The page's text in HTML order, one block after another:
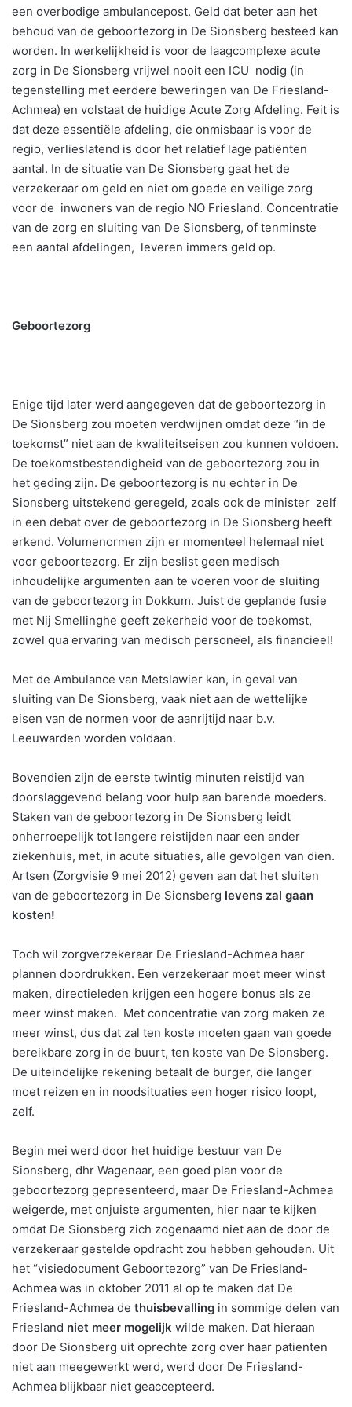
een overbodige ambulancepost. Geld dat beter aan het
behoud van de geboortezorg in De Sionsberg besteed kan
worden. In werkelijkheid is voor de laagcomplexe acute
zorg in De Sionsberg vrijwel nooit een ICU nodig (in
tegenstelling met eerdere beweringen van De Friesland-
Achmea) en volstaat de huidige Acute Zorg Afdeling. Feit is
dat deze essentiële afdeling, die onmisbaar is voor de
regio, verlieslatend is door het relatief lage patiënten
aantal. In de situatie van De Sionsberg gaat het de
verzekeraar om geld en niet om goede en veilige zorg
voor de inwoners van de regio NO Friesland. Concentratie
van de zorg en sluiting van De Sionsberg, of tenminste
een aantal afdelingen, leveren immers geld op.
Geboortezorg
Enige tijd later werd aangegeven dat de geboortezorg in
De Sionsberg zou moeten verdwijnen omdat deze “in de
toekomst” niet aan de kwaliteitseisen zou kunnen voldoen.
De toekomstbestendigheid van de geboortezorg zou in
het geding zijn. De geboortezorg is nu echter in De
Sionsberg uitstekend geregeld, zoals ook de minister zelf
in een debat over de geboortezorg in De Sionsberg heeft
erkend. Volumenormen zijn er momenteel helemaal niet
voor geboortezorg. Er zijn beslist geen medisch
inhoudelijke argumenten aan te voeren voor de sluiting
van de geboortezorg in Dokkum. Juist de geplande fusie
met Nij Smellinghe geeft zekerheid voor de toekomst,
zowel qua ervaring van medisch personeel, als financieel!
Met de Ambulance van Metslawier kan, in geval van
sluiting van De Sionsberg, vaak niet aan de wettelijke
eisen van de normen voor de aanrijtijd naar b.v.
Leeuwarden worden voldaan.
Bovendien zijn de eerste twintig minuten reistijd van
doorslaggevend belang voor hulp aan barende moeders.
Staken van de geboortezorg in De Sionsberg leidt
onherroepelijk tot langere reistijden naar een ander
ziekenhuis, met, in acute situaties, alle gevolgen van dien.
Artsen (Zorgvisie 9 mei 2012) geven aan dat het sluiten
van de geboortezorg in De Sionsberg levens zal gaan
kosten!
Toch wil zorgverzekeraar De Friesland-Achmea haar
plannen doordrukken. Een verzekeraar moet meer winst
maken, directieleden krijgen een hogere bonus als ze
meer winst maken. Met concentratie van zorg maken ze
meer winst, dus dat zal ten koste moeten gaan van goede
bereikbare zorg in de buurt, ten koste van De Sionsberg.
De uiteindelijke rekening betaalt de burger, die langer
moet reizen en in noodsituaties een hoger risico loopt,
zelf.
Begin mei werd door het huidige bestuur van De
Sionsberg, dhr Wagenaar, een goed plan voor de
geboortezorg gepresenteerd, maar De Friesland-Achmea
weigerde, met onjuiste argumenten, hier naar te kijken
omdat De Sionsberg zich zogenaamd niet aan de door de
verzekeraar gestelde opdracht zou hebben gehouden. Uit
het “visiedocument Geboortezorg” van De Friesland-
Achmea was in oktober 2011 al op te maken dat De
Friesland-Achmea de thuisbevalling in sommige delen van
Friesland niet meer mogelijk wilde maken. Dat hieraan
door De Sionsberg uit oprechte zorg over haar patienten
niet aan meegewerkt werd, werd door De Friesland-
Achmea blijkbaar niet geaccepteerd.